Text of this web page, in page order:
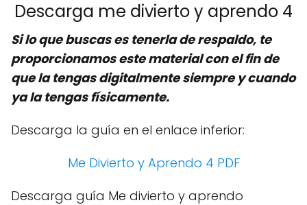
Descarga me divierto y aprendo 4
Si lo que buscas es tenerla de respaldo, te
proporcionamos este material con el fin de
que la tengas digitalmente siempre y cuando
ya la tengas físicamente.
Descarga la guía en el enlace inferior:
Me Divierto y Aprendo 4 PDF
Descarga guía Me divierto y aprendo